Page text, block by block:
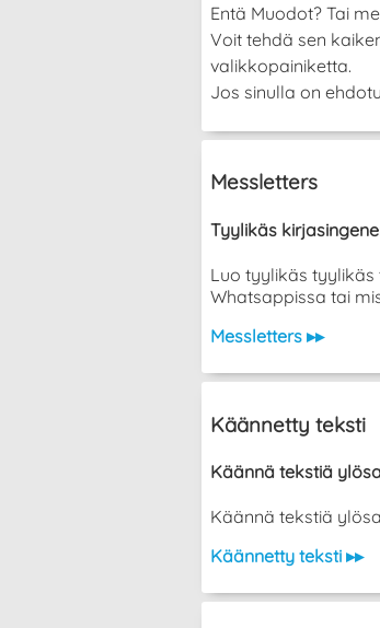
Entä Muodot? Tai
Voit tehdä sen
valikkopainiketta.
Jos sinulla on
Messletters
Tyylikäs
Luo tyylikäs tyylikäs
Whatsappissa tai
Messletters ▸▸
Käännetty teksti
Käännä tekstiä
Käännä tekstiä
Käännetty teksti ▸▸